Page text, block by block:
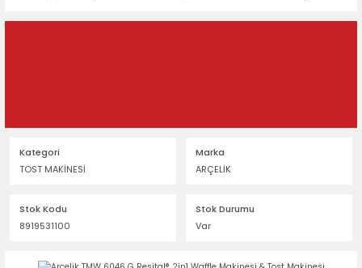
Kategori
TOST MAKİNESİ
Marka
ARÇELİK
Stok Kodu
8919531100
Stok Durumu
Var